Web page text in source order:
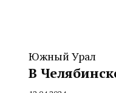
Южный Урал
В